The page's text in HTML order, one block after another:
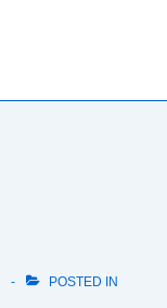
POSTED IN